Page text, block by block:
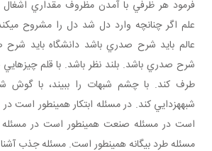
فرمود هر ظرفي با آمدن مظروف مقداري
علم اگر چنانچه وارد دل شد دل را مشروح مي
عالم بايد شرح صدري باشد دانشگاه بايد شرح
شرح صدري باشد. بلند نظر باشد. با قلم چيزهايي
طرف کند. با چشم شبهات را ببيند، با گوش
شبهه زدايي کند. در مسئله ابتکار همين طور است
است در مسئله صنعت همين طور است در مسئله
مسئله طرد بيگانه همين طور است. مسئله جذب